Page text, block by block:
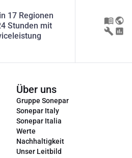
17 Regionen
Stunden mit
Über uns
Gruppe Sonepar
Sonepar Italy
Sonepar Italia
Werte
Nachhaltigkeit
Unser Leitbild